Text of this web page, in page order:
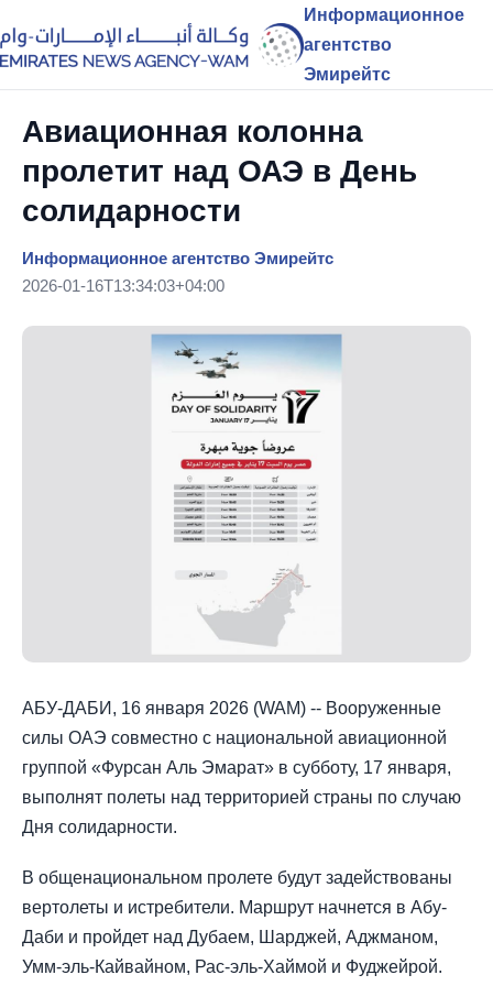
Информационное
агентство
Эмирейтс
Авиационная колонна
пролетит над ОАЭ в День
солидарности
Информационное агентство Эмирейтс
2026-01-16T13:34:03+04:00
АБУ-ДАБИ, 16 января 2026 (WAM) -- Вооруженные
силы ОАЭ совместно с национальной авиационной
группой «Фурсан Аль Эмарат» в субботу, 17 января,
выполнят полеты над территорией страны по случаю
Дня солидарности.
В общенациональном пролете будут задействованы
вертолеты и истребители. Маршрут начнется в Абу-
Даби и пройдет над Дубаем, Шарджей, Аджманом,
Умм-эль-Кайвайном, Рас-эль-Хаймой и Фуджейрой.